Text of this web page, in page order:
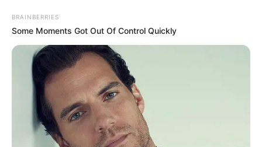
BRAINBERRIES
Some Moments Got Out Of Control Quickly